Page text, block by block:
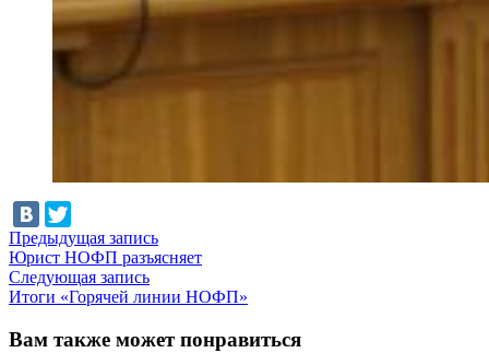
Навигация
по
записям
Предыдущая записьПредыдущая
запись:
Юрист НОФП разъясняет
Следующая записьСледующая
запись:
Итоги «Горячей линии НОФП»
Вам также может понравиться